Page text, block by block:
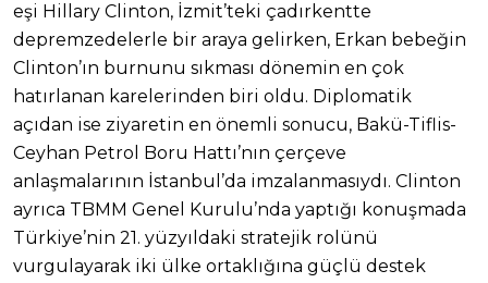
eşi Hillary Clinton, İzmit’teki çadırkentte
depremzedelerle bir araya gelirken, Erkan bebeğin
Clinton’ın burnunu sıkması dönemin en çok
hatırlanan karelerinden biri oldu. Diplomatik
açıdan ise ziyaretin en önemli sonucu, Bakü-Tiflis-
Ceyhan Petrol Boru Hattı’nın çerçeve
anlaşmalarının İstanbul’da imzalanmasıydı. Clinton
ayrıca TBMM Genel Kurulu’nda yaptığı konuşmada
Türkiye’nin 21. yüzyıldaki stratejik rolünü
vurgulayarak iki ülke ortaklığına güçlü destek